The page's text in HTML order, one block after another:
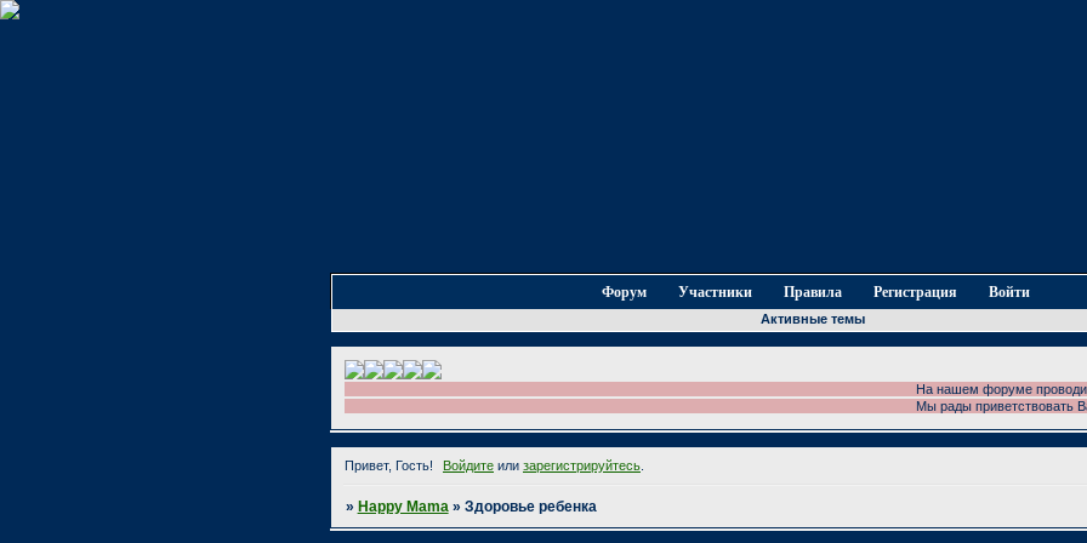
Форум Участники Правила Регистрация Войти
Активные темы
На нашем форуме проводится
Мы рады приветствовать
Привет, Гость! Войдите или зарегистрируйтесь
» Happy Mama » Здоровье ребенка